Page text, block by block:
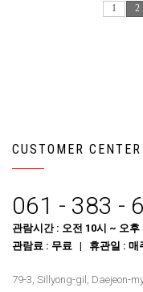
1 2
CUSTOMER CENTER
061 - 383 -
관람시간 : 오전 10시 ~ 오후
관람료 : 무료 | 휴관일 : 매
79-3, Sillyong-gil, Daejeon-